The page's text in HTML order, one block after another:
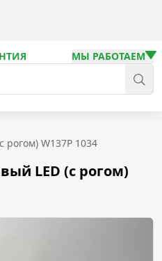
МЫ РАБОТАЕМ
W137P 1034
LED (с рогом)